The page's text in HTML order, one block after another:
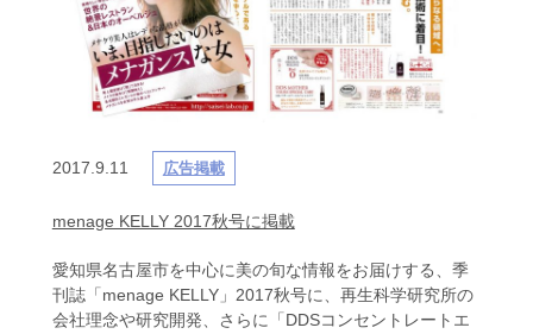
2017.9.11 広告掲載
menage KELLY 2017秋号に掲載
愛知県名古屋市を中心に美の旬な情報をお届けする、季
刊誌「menage KELLY」2017秋号に、再生科学研究所の
会社理念や研究開発、さらに「DDSコンセントレートエ